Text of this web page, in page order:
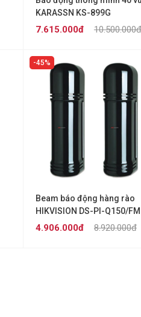
KARASSN KS-899G
10.500.000đ
7.615.000đ
45%
Beam báo động hàng rào
HIKVISION DS-PI-Q150/FM
8.920.000đ
4.906.000đ